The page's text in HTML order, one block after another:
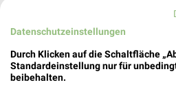
Hammermühlweg 9
96317 Kronach
Heute 08:00 - 20:00
Datenschutzeinstellungen
Durch Klicken auf die Schaltfläche
Standardeinstellung nur für
beibehalten.